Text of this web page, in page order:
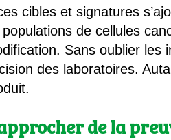
cibles et signatures
de cellules
Sans oublier les
des laboratoires.
de la